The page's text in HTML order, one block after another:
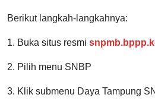
Berikut langkah-langkahnya:
1. Buka situs resmi
2. Pilih menu SNBP
3. Klik submenu Daya Tampung